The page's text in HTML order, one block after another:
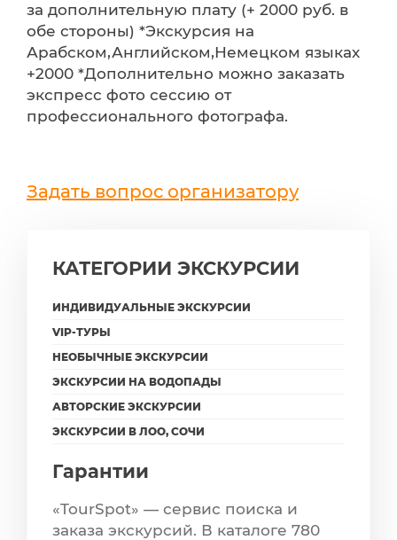
за дополнительную плату (+ 2000 руб. в
обе стороны) *Экскурсия на
Арабском,Английском,Немецком языках
+2000 *Дополнительно можно заказать
экспресс фото сессию от
профессионального фотографа.
Задать вопрос организатору
КАТЕГОРИИ ЭКСКУРСИИ
ИНДИВИДУАЛЬНЫЕ ЭКСКУРСИИ
VIP-ТУРЫ
НЕОБЫЧНЫЕ ЭКСКУРСИИ
ЭКСКУРСИИ НА ВОДОПАДЫ
АВТОРСКИЕ ЭКСКУРСИИ
ЭКСКУРСИИ В ЛОО, СОЧИ
Гарантии
«TourSpot» — сервис поиска и
заказа экскурсий. В каталоге 780